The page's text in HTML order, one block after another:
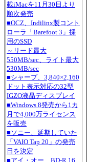
載iMacを11月30日より
順次発売
■OCZ、Indilinx製コント
ローラ「Barefoot 3」採
用のSSD
～リード最大
550MB/sec、ライト最大
530MB/sec
■シャープ、3,840×2,160
ドット表示対応の32型
IGZO液晶ディスプレイ
■Windows 8発売から1カ
月で4,000万ライセンス
を販売
■ソニー、延期していた
「VAIO Tap 20」の発売
日を決定
■アイ・オー、BD-R 16